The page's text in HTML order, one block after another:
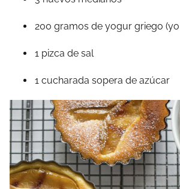
200 gramos de yogur griego
1 pizca de sal
1 cucharada sopera de azúcar